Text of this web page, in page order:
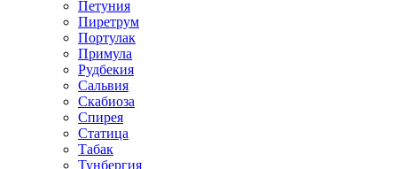
Петуния
Пиретрум
Портулак
Примула
Рудбекия
Сальвия
Скабиоза
Спирея
Статица
Табак
Тунбергия